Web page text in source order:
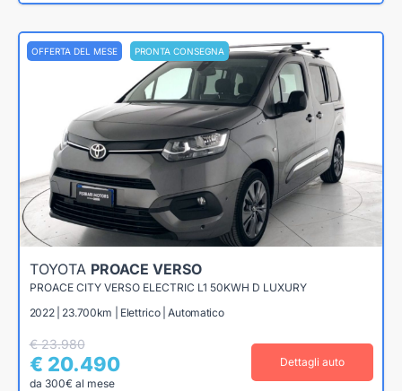
OFFERTA DEL MESE PRONTA CONSEGNA
TOYOTA PROACE VERSO
PROACE CITY VERSO ELECTRIC L1 50KWH D LUXURY
2022 | 23.700km | Elettrico | Automatico
€ 23.980
€ 20.490
da 300€ al mese
Dettagli auto